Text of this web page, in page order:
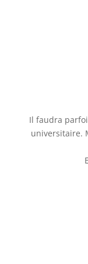
Il faudra
universitaire.